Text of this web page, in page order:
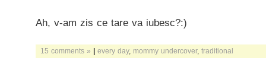
Ah, v-am zis ce tare va iubesc?:)
15 comments » | every day, mommy undercover, traditional